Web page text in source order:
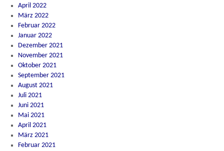
April 2022
März 2022
Februar 2022
Januar 2022
Dezember 2021
November 2021
Oktober 2021
September 2021
August 2021
Juli 2021
Juni 2021
Mai 2021
April 2021
März 2021
Februar 2021